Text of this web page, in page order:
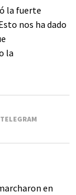
la fuerte
nos ha dado
la